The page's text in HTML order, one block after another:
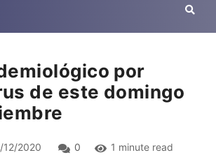
por
de este domingo
12/2020 0 1 minute read